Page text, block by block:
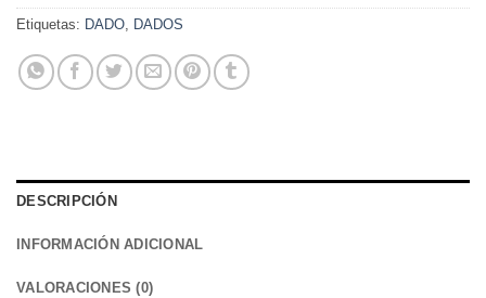
Etiquetas: DADO DADOS
DESCRIPCIÓN
INFORMACIÓN ADICIONAL
VALORACIONES (0)